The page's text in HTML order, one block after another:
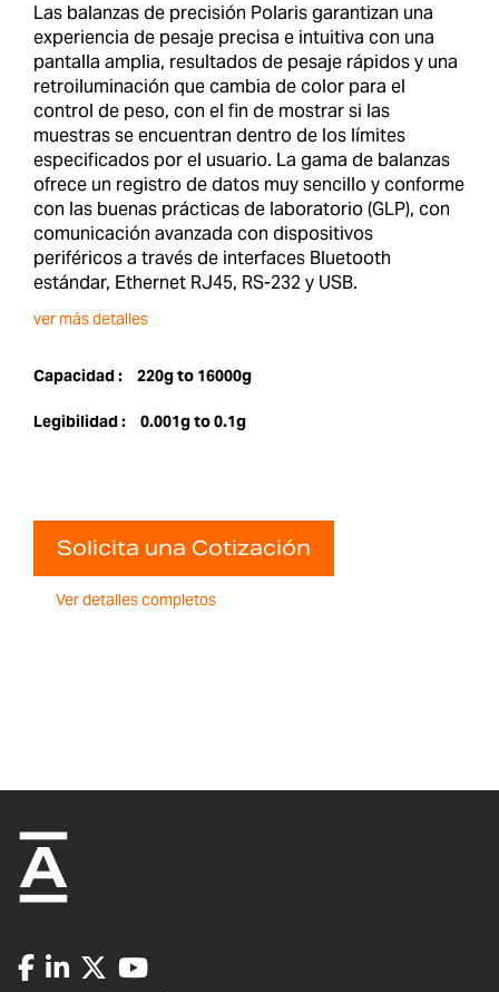
Las balanzas de precisión Polaris garantizan una
experiencia de pesaje precisa e intuitiva con una
pantalla amplia, resultados de pesaje rápidos y una
retroiluminación que cambia de color para el
control de peso, con el fin de mostrar si las
muestras se encuentran dentro de los límites
especificados por el usuario. La gama de balanzas
ofrece un registro de datos muy sencillo y conforme
con las buenas prácticas de laboratorio (GLP), con
comunicación avanzada con dispositivos
periféricos a través de interfaces Bluetooth
estándar, Ethernet RJ45, RS-232 y USB.
ver más detalles
Capacidad : 220g to 16000g
Legibilidad : 0.001g to 0.1g
Solicita una Cotización
Ver detalles completos